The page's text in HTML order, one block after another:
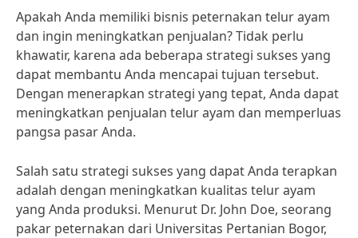
Apakah Anda memiliki bisnis peternakan telur ayam
dan ingin meningkatkan penjualan? Tidak perlu
khawatir, karena ada beberapa strategi sukses yang
dapat membantu Anda mencapai tujuan tersebut.
Dengan menerapkan strategi yang tepat, Anda dapat
meningkatkan penjualan telur ayam dan memperluas
pangsa pasar Anda.
Salah satu strategi sukses yang dapat Anda terapkan
adalah dengan meningkatkan kualitas telur ayam
yang Anda produksi. Menurut Dr. John Doe, seorang
pakar peternakan dari Universitas Pertanian Bogor,